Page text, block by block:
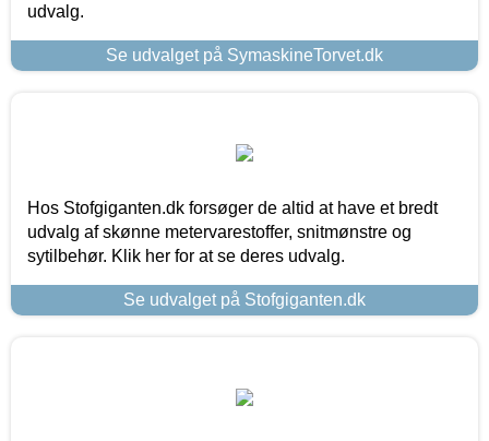
udvalg.
Se udvalget på SymaskineTorvet.dk
Hos Stofgiganten.dk forsøger de altid at have et bredt
udvalg af skønne metervarestoffer, snitmønstre og
sytilbehør. Klik her for at se deres udvalg.
Se udvalget på Stofgiganten.dk